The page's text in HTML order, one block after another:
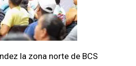
la zona norte de BCS